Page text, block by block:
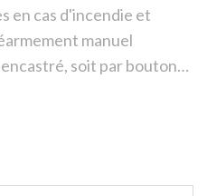
en cas d'incendie et
manuel
soit par bouton